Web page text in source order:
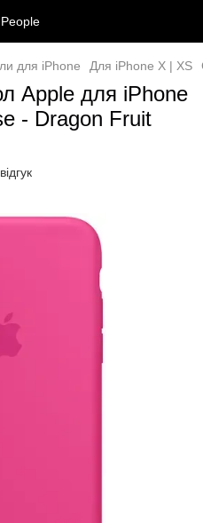
для iPhone Для iPhone X | XS
Apple для iPhone
- Dragon Fruit